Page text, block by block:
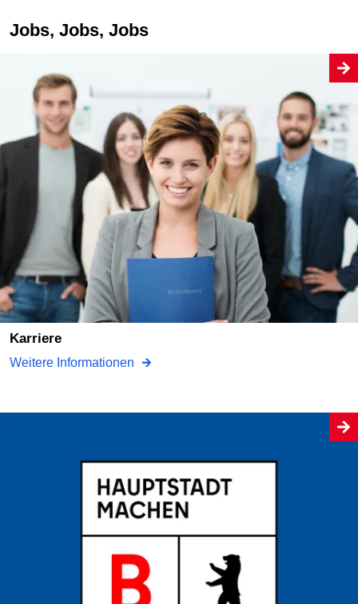
Jobs, Jobs, Jobs
Karriere
Weitere Informationen